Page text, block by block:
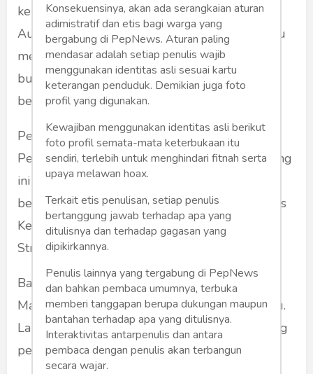
kepada UPT Se-Korwil Malang bertempat di
Aula Multi Corner Lapas Kelas I Malang. Beliau
memberikan penguatan reformasi birokrasi,
budaya anti korupsi dan integritas dalam
bekerja.
Penguatan ini penting untuk Petugas
Pemasyarakatan. Mantan Kalapas Kelas I Malang
ini juga melihat langsung berkeliling ke
berbagai layanan dan Bimbingan Kerja di Lapas
Kelas I Malang bersama Kalapas dan Pejabat
Struktural.
Banyak perubahan yang ada di Lapas Kelas I
Malang semenjak beliau menjadi Kalapas dulu.
Lapas Kelas I Malang terus berkembang seiring
perkembangan jaman.
Konsekuensinya, akan ada serangkaian aturan
adimistratif dan etis bagi warga yang
bergabung di PepNews. Aturan paling
mendasar adalah setiap penulis wajib
menggunakan identitas asli sesuai kartu
keterangan penduduk. Demikian juga foto
profil yang digunakan.
Kewajiban menggunakan identitas asli berikut
foto profil semata-mata keterbukaan itu
sendiri, terlebih untuk menghindari fitnah serta
upaya melawan hoax.
Terkait etis penulisan, setiap penulis
bertanggung jawab terhadap apa yang
ditulisnya dan terhadap gagasan yang
dipikirkannya.
Penulis lainnya yang tergabung di PepNews
dan bahkan pembaca umumnya, terbuka
memberi tanggapan berupa dukungan maupun
bantahan terhadap apa yang ditulisnya.
Interaktivitas antarpenulis dan antara
pembaca dengan penulis akan terbangun
secara wajar.